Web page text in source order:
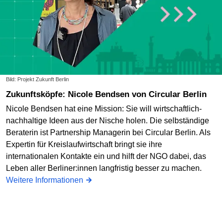
Bild: Projekt Zukunft Berlin
Zukunftsköpfe: Nicole Bendsen von Circular Berlin
Nicole Bendsen hat eine Mission: Sie will wirtschaftlich-
nachhaltige Ideen aus der Nische holen. Die selbständige
Beraterin ist Partnership Managerin bei Circular Berlin. Als
Expertin für Kreislaufwirtschaft bringt sie ihre
internationalen Kontakte ein und hilft der NGO dabei, das
Leben aller Berliner:innen langfristig besser zu machen.
Weitere Informationen